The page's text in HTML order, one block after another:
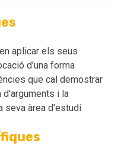
aplicar els seus
d'una forma
que cal demostrar
i la
seva àrea d'estudi